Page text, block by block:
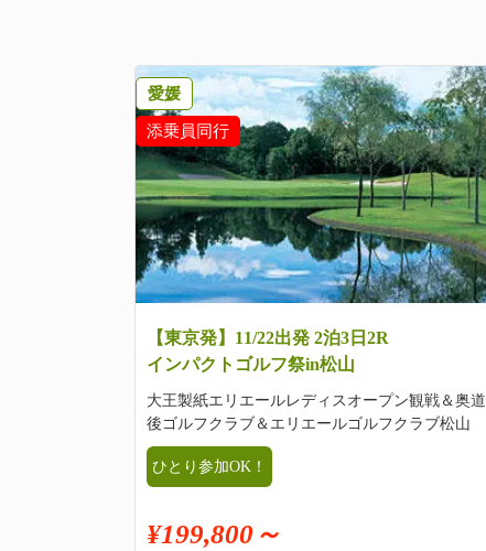
【東京発】11/22出発 2泊3日2R
インパクトゴルフ祭in松山
大王製紙エリエールレディスオープン観戦＆奥道
後ゴルフクラブ＆エリエールゴルフクラブ松山
愛媛
添乗員同行
ひとり参加OK！
¥199,800～